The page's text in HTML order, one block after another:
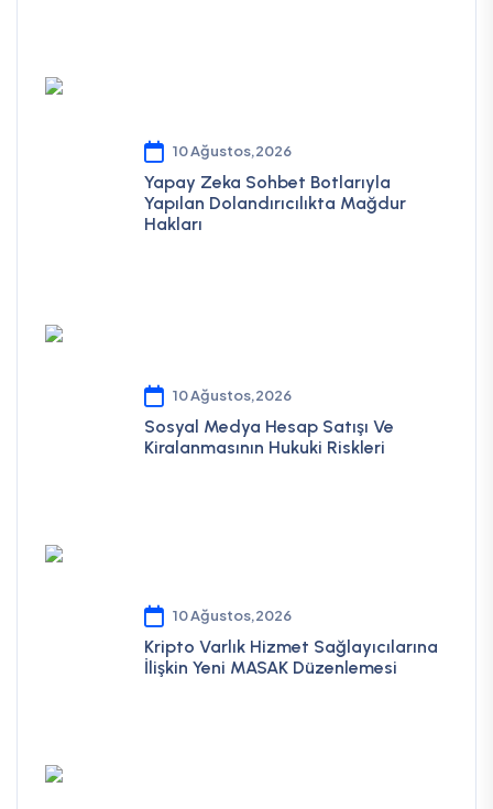
10 Ağustos,2026
Yapay Zeka Sohbet Botlarıyla
Yapılan Dolandırıcılıkta Mağdur
Hakları
10 Ağustos,2026
Sosyal Medya Hesap Satışı Ve
Kiralanmasının Hukuki Riskleri
10 Ağustos,2026
Kripto Varlık Hizmet Sağlayıcılarına
İlişkin Yeni MASAK Düzenlemesi